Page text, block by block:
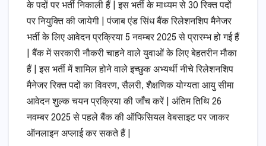
के पदों पर भर्ती निकाली हैं | इस भर्ती के माध्यम से 30 रिक्त पदों
पर नियुक्ति की जायेगी | पंजाब एंड सिंध बैंक रिलेशनशिप मैनेजर
भर्ती के लिए आवेदन प्रक्रिया 5 नवम्बर 2025 से प्रारम्भ हो गई हैं
| बैंक में सरकारी नौकरी चाहने वाले युवाओं के लिए बेहतरीन मौका
हैं | इस भर्ती में शामिल होने वाले इच्छुक अभ्यर्थी नीचे रिलेशनशिप
मैनेजर रिक्त पदों का विवरण, सैलरी, शैक्षणिक योग्यता आयु सीमा
आवेदन शुल्क चयन प्रक्रिया की जाँच करें | अंतिम तिथि 26
नवम्बर 2025 से पहले बैंक की ऑफिसियल वेबसाइट पर जाकर
ऑनलाइन अप्लाई कर सकते हैं |